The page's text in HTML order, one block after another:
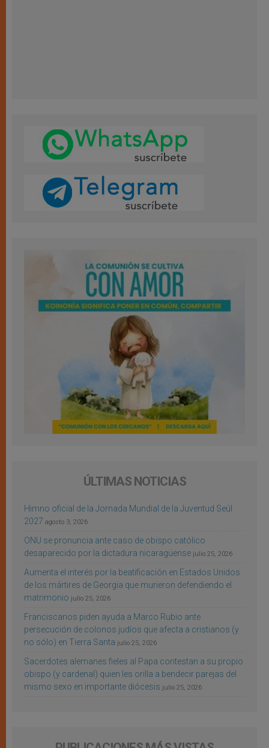
ÚLTIMAS NOTICIAS
Himno oficial de la Jornada Mundial de la Juventud Seúl
2027 agosto 3, 2026
ONU se pronuncia ante caso de obispo católico
desaparecido por la dictadura nicaragüense julio 25, 2026
Aumenta el interés por la beatificación en Estados Unidos
de los mártires de Georgia que murieron defendiendo el
matrimonio julio 25, 2026
Franciscanos piden ayuda a Marco Rubio ante
persecución de colonos judíos que afecta a cristianos (y
no sólo) en Tierra Santa julio 25, 2026
Sacerdotes alemanes fieles al Papa contestan a su propio
obispo (y cardenal) quien les orilla a bendecir parejas del
mismo sexo en importante diócesis julio 25, 2026